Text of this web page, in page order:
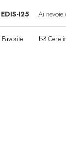
EDIS-I25 Ai nevoie
Cere